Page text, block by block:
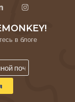
в блоге